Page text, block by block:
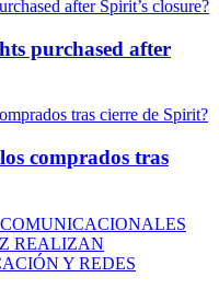
purchased after
comprados tras